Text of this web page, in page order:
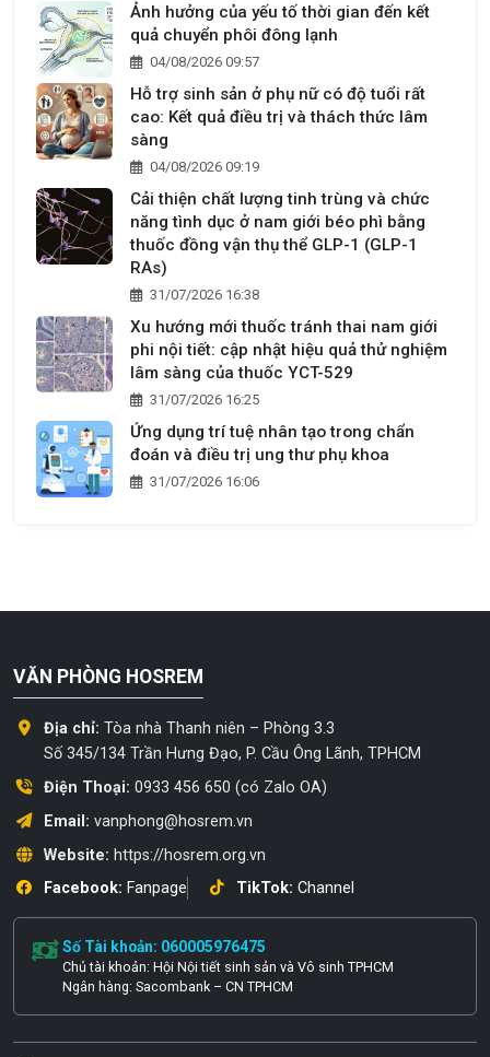
Ảnh hưởng của yếu tố thời gian đến kết
quả chuyển phôi đông lạnh
04/08/2026 09:57
Hỗ trợ sinh sản ở phụ nữ có độ tuổi rất
cao: Kết quả điều trị và thách thức lâm
sàng
04/08/2026 09:19
Cải thiện chất lượng tinh trùng và chức
năng tình dục ở nam giới béo phì bằng
thuốc đồng vận thụ thể GLP-1 (GLP-1
RAs)
31/07/2026 16:38
Xu hướng mới thuốc tránh thai nam giới
phi nội tiết: cập nhật hiệu quả thử nghiệm
lâm sàng của thuốc YCT-529
31/07/2026 16:25
Ứng dụng trí tuệ nhân tạo trong chẩn
đoán và điều trị ung thư phụ khoa
31/07/2026 16:06
VĂN PHÒNG HOSREM
Địa chỉ: Tòa nhà Thanh niên – Phòng 3.3
Số 345/134 Trần Hưng Đạo, P. Cầu Ông Lãnh, TPHCM
Điện Thoại: 0933 456 650 (có Zalo OA)
Email: vanphong@hosrem.vn
Website: https://hosrem.org.vn
Facebook: Fanpage TikTok: Channel
Số Tài khoản: 060005976475
Chủ tài khoản: Hội Nội tiết sinh sản và Vô sinh TPHCM
Ngân hàng: Sacombank – CN TPHCM